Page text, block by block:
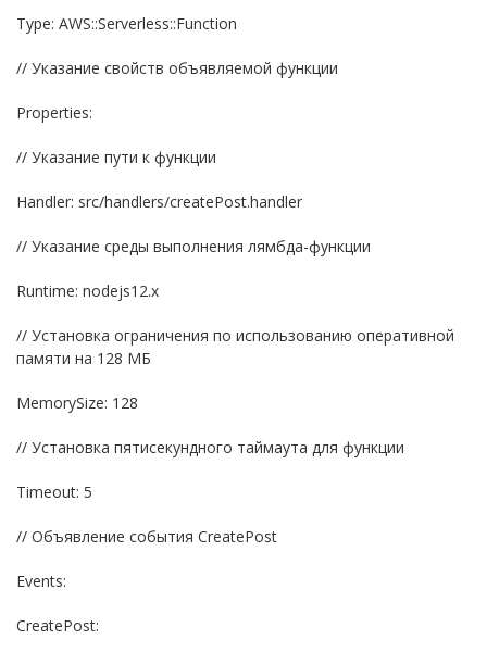
Type: AWS::Serverless::Function
// Указание свойств объявляемой функции
Properties:
// Указание пути к функции
Handler: src/handlers/createPost.handler
// Указание среды выполнения лямбда-функции
Runtime: nodejs12.x
// Установка ограничения по использованию оперативной
памяти на 128 МБ
MemorySize: 128
// Установка пятисекундного таймаута для функции
Timeout: 5
// Объявление события CreatePost
Events:
CreatePost: